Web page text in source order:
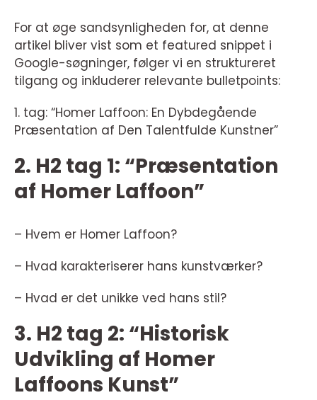
For at øge sandsynligheden for, at denne
artikel bliver vist som et featured snippet i
Google-søgninger, følger vi en struktureret
tilgang og inkluderer relevante bulletpoints:
1. tag: “Homer Laffoon: En Dybdegående
Præsentation af Den Talentfulde Kunstner”
2. H2 tag 1: “Præsentation
af Homer Laffoon”
– Hvem er Homer Laffoon?
– Hvad karakteriserer hans kunstværker?
– Hvad er det unikke ved hans stil?
3. H2 tag 2: “Historisk
Udvikling af Homer
Laffoons Kunst”